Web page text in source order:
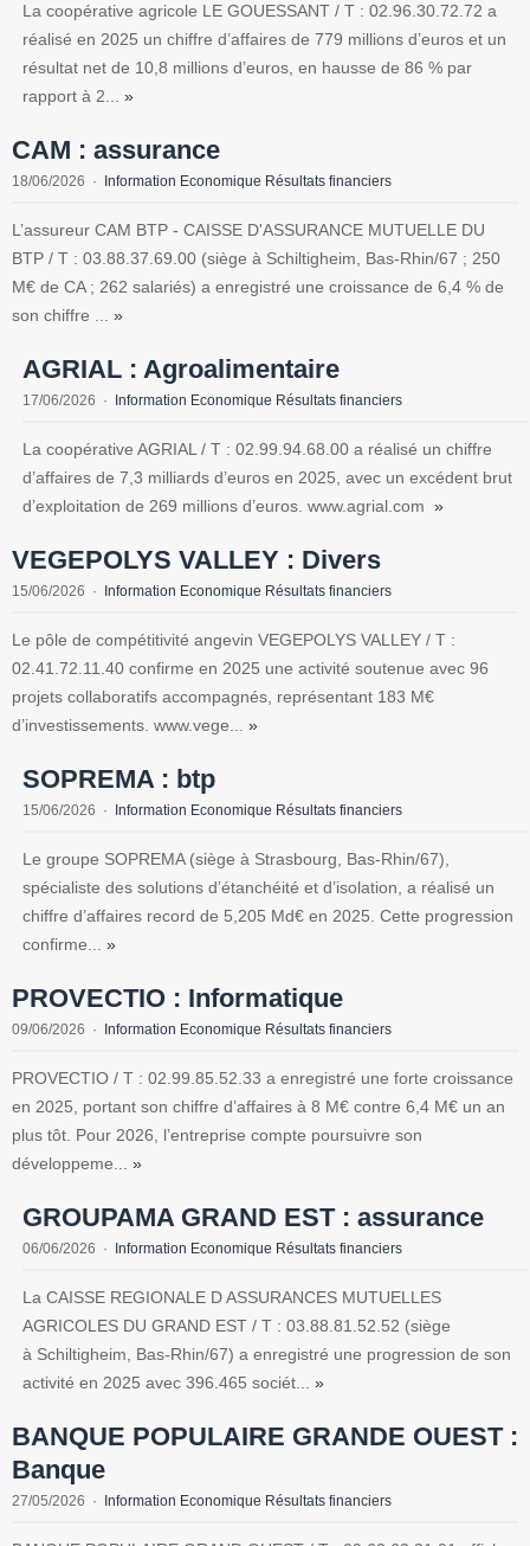
La coopérative agricole LE GOUESSANT / T : 02.96.30.72.72 a
réalisé en 2025 un chiffre d’affaires de 779 millions d’euros et un
résultat net de 10,8 millions d’euros, en hausse de 86 % par
rapport à 2... »
CAM : assurance
18/06/2026 Information Economique Résultats financiers
L’assureur CAM BTP - CAISSE D'ASSURANCE MUTUELLE DU
BTP / T : 03.88.37.69.00 (siège à Schiltigheim, Bas-Rhin/67 ; 250
M€ de CA ; 262 salariés) a enregistré une croissance de 6,4 % de
son chiffre ... »
AGRIAL : Agroalimentaire
17/06/2026 Information Economique Résultats financiers
La coopérative AGRIAL / T : 02.99.94.68.00 a réalisé un chiffre
d’affaires de 7,3 milliards d’euros en 2025, avec un excédent brut
d’exploitation de 269 millions d’euros. www.agrial.com »
VEGEPOLYS VALLEY : Divers
15/06/2026 Information Economique Résultats financiers
Le pôle de compétitivité angevin VEGEPOLYS VALLEY / T :
02.41.72.11.40 confirme en 2025 une activité soutenue avec 96
projets collaboratifs accompagnés, représentant 183 M€
d’investissements. www.vege... »
SOPREMA : btp
15/06/2026 Information Economique Résultats financiers
Le groupe SOPREMA (siège à Strasbourg, Bas-Rhin/67),
spécialiste des solutions d’étanchéité et d’isolation, a réalisé un
chiffre d’affaires record de 5,205 Md€ en 2025. Cette progression
confirme... »
PROVECTIO : Informatique
09/06/2026 Information Economique Résultats financiers
PROVECTIO / T : 02.99.85.52.33 a enregistré une forte croissance
en 2025, portant son chiffre d’affaires à 8 M€ contre 6,4 M€ un an
plus tôt. Pour 2026, l’entreprise compte poursuivre son
développeme... »
GROUPAMA GRAND EST : assurance
06/06/2026 Information Economique Résultats financiers
La CAISSE REGIONALE D ASSURANCES MUTUELLES
AGRICOLES DU GRAND EST / T : 03.88.81.52.52 (siège
à Schiltigheim, Bas-Rhin/67) a enregistré une progression de son
activité en 2025 avec 396.465 sociét... »
BANQUE POPULAIRE GRANDE OUEST :
Banque
27/05/2026 Information Economique Résultats financiers